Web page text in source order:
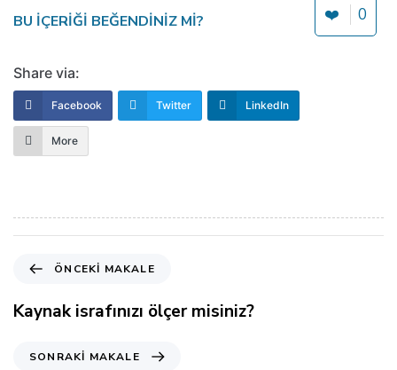
BU IÇERIĞI BEĞENDINIZ MI? ❤️ 0
Share via:
Facebook Twitter LinkedIn
More
c
e
ÖNCEKI MAKALE
Kaynak israfınızı ölçer misiniz?
SONRAKI MAKALE